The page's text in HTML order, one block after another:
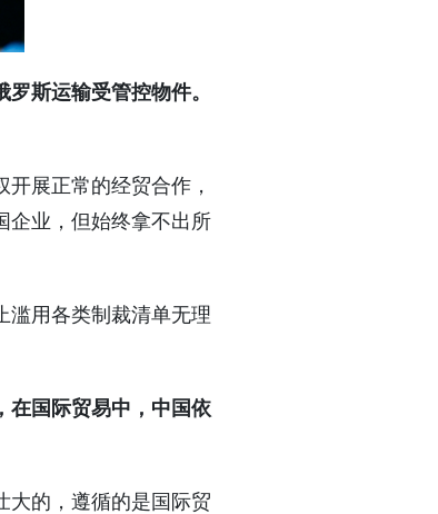
斯运输受管控物件。
展正常的经贸合作，
企业，但始终拿不出所
滥用各类制裁清单无理
在国际贸易中，中国依
大的，遵循的是国际贸